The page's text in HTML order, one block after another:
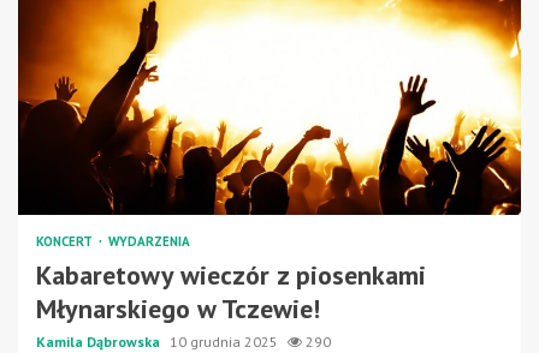
KONCERT WYDARZENIA
Kabaretowy wieczór z piosenkami
Młynarskiego w Tczewie!
Kamila Dąbrowska 10 grudnia 2025 290